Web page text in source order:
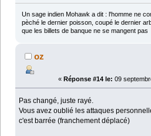
Un sage indien Mohawk a dit : l'homme ne
pèché le dernier poisson, coupé le dernier
que les billets de banque ne se mangent pas
oz
« Réponse #14 le: 09
Pas changé, juste rayé.
Vous avez oublié les attaques
c'est barrée (franchement déplacé)